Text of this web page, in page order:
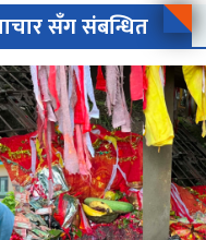
सँग संबन्धित